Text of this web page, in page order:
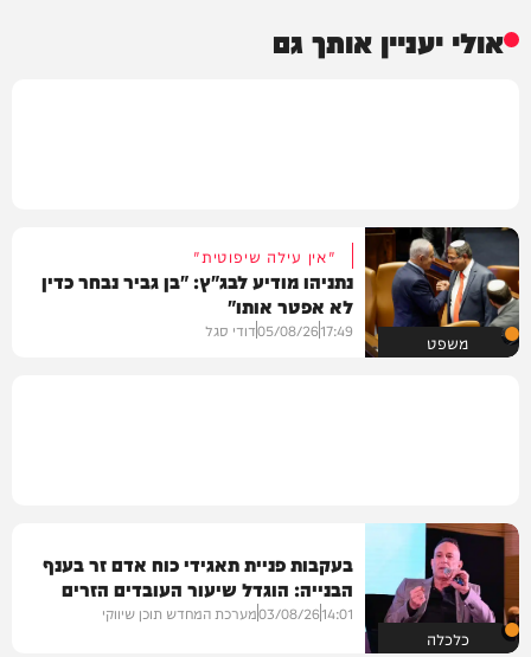
אולי יעניין אותך גם
משפט
"אין עילה שיפוטית"
נתניהו מודיע לבג"ץ: "בן גביר נבחר כדין
לא אפטר אותו"
17:49
05/08/26דודי סגל
כלכלה
בעקבות פניית תאגידי כוח אדם זר בענף
הבנייה: הוגדל שיעור העובדים הזרים
במשק
14:01
03/08/26מערכת המחדש תוכן שיווקי